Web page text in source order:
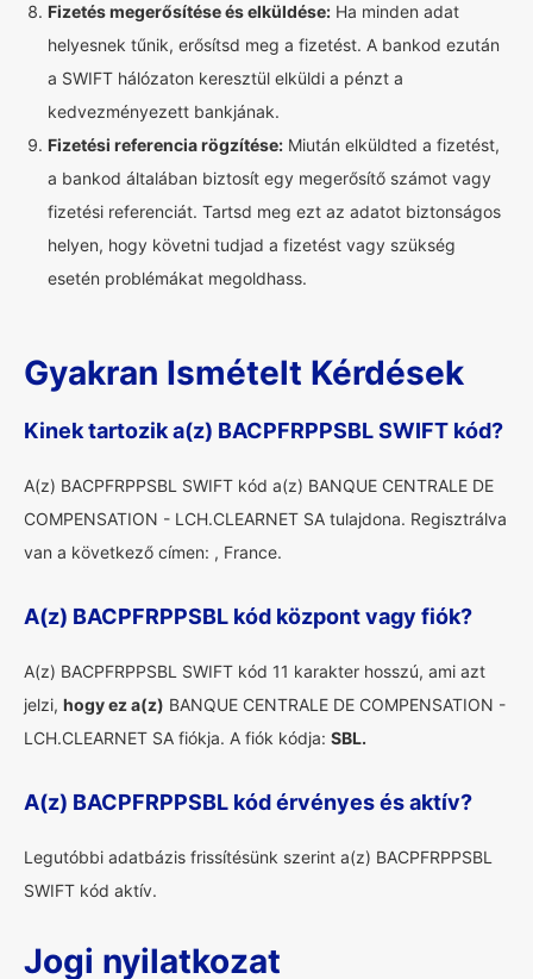
Fizetés megerősítése és elküldése: Ha minden adat
helyesnek tűnik, erősítsd meg a fizetést. A bankod ezután
a SWIFT hálózaton keresztül elküldi a pénzt a
kedvezményezett bankjának.
Fizetési referencia rögzítése: Miután elküldted a fizetést,
a bankod általában biztosít egy megerősítő számot vagy
fizetési referenciát. Tartsd meg ezt az adatot biztonságos
helyen, hogy követni tudjad a fizetést vagy szükség
esetén problémákat megoldhass.
Gyakran Ismételt Kérdések
Kinek tartozik a(z) BACPFRPPSBL SWIFT kód?
A(z) BACPFRPPSBL SWIFT kód a(z) BANQUE CENTRALE DE
COMPENSATION - LCH.CLEARNET SA tulajdona. Regisztrálva
van a következő címen: , France.
A(z) BACPFRPPSBL kód központ vagy fiók?
A(z) BACPFRPPSBL SWIFT kód 11 karakter hosszú, ami azt
jelzi, hogy ez a(z) BANQUE CENTRALE DE COMPENSATION -
LCH.CLEARNET SA fiókja. A fiók kódja: SBL.
A(z) BACPFRPPSBL kód érvényes és aktív?
Legutóbbi adatbázis frissítésünk szerint a(z) BACPFRPPSBL
SWIFT kód aktív.
Jogi nyilatkozat